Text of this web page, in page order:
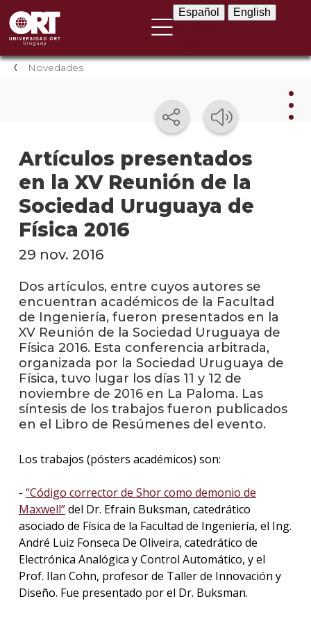
Español English
Novedades
Artículos presentados
en la XV Reunión de la
Sociedad Uruguaya de
Física 2016
en
29 nov. 2016
Dos artículos, entre cuyos autores se
encuentran académicos de la Facultad
de Ingeniería, fueron presentados en la
XV Reunión de la Sociedad Uruguaya de
Física 2016. Esta conferencia arbitrada,
organizada por la Sociedad Uruguaya de
Física, tuvo lugar los días 11 y 12 de
noviembre de 2016 en La Paloma. Las
síntesis de los trabajos fueron publicados
en el Libro de Resúmenes del evento.
Los trabajos (pósters académicos) son:
- “Código corrector de Shor como demonio de
Maxwell”del Dr. Efrain Buksman, catedrático
asociado de Física de la Facultad de Ingeniería, el Ing.
André Luiz Fonseca De Oliveira, catedrático de
Electrónica Analógica y Control Automático, y el
Prof. Ilan Cohn, profesor de Taller de Innovación y
Diseño. Fue presentado por el Dr. Buksman.